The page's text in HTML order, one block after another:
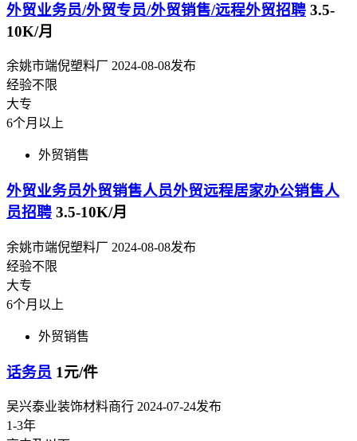
外贸业务员/外贸专员/外贸销售/远程外贸招聘 3.5-
10K/月
余姚市端倪塑料厂 2024-08-08发布
经验不限
大专
6个月以上
外贸销售
外贸业务员外贸销售人员外贸远程居家办公销售人
员招聘 3.5-10K/月
余姚市端倪塑料厂 2024-08-08发布
经验不限
大专
6个月以上
外贸销售
话务员 1元/件
吴兴泰业装饰材料商行 2024-07-24发布
1-3年